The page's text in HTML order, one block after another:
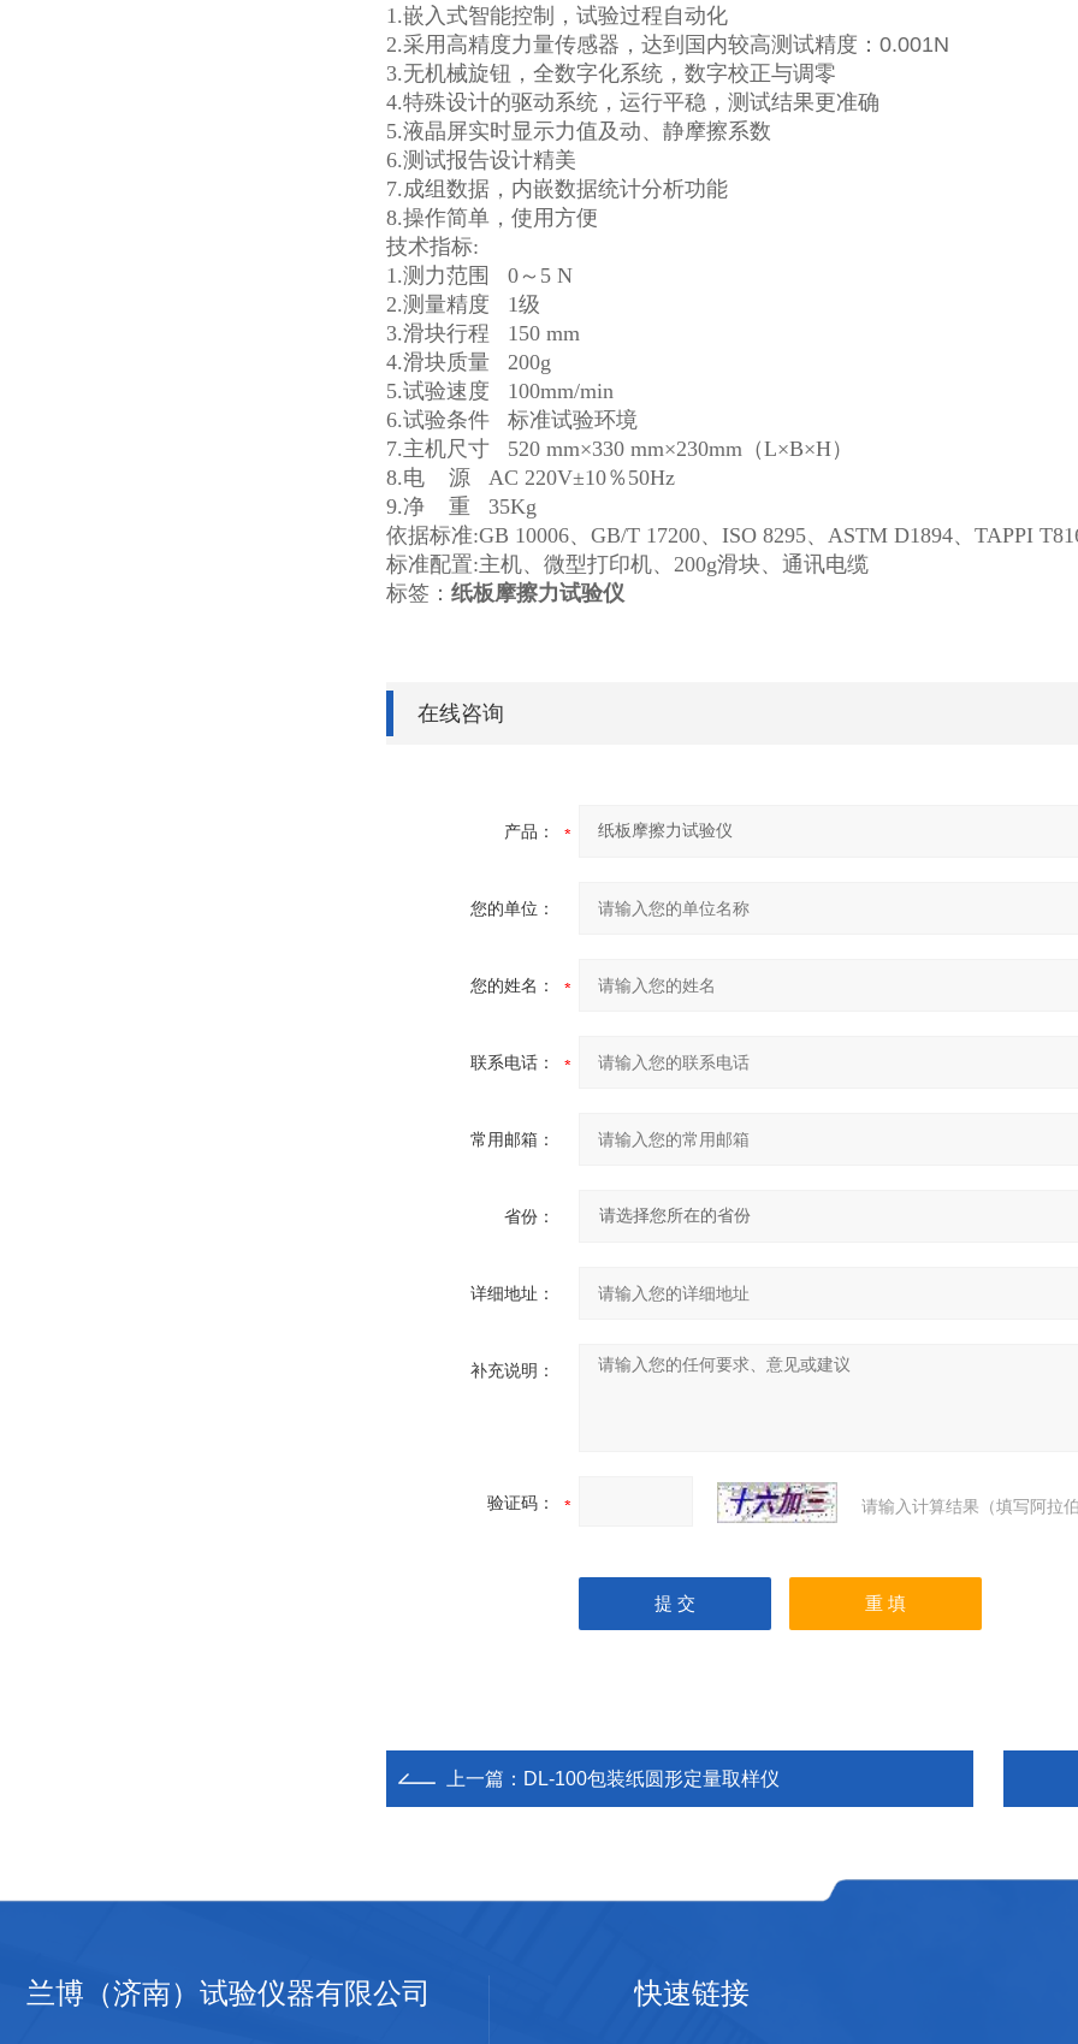
1.嵌入式智能控制，试验过程自动化
2.采用高精度力量传感器，达到国内较高测试精度：0.001N
3.无机械旋钮，全数字化系统，数字校正与调零
4.特殊设计的驱动系统，运行平稳，测试结果更准确
5.液晶屏实时显示力值及动、静摩擦系数
6.测试报告设计精美
7.成组数据，内嵌数据统计分析功能
8.操作简单，使用方便
技术指标:
1.测力范围 0～5 N
2.测量精度 1级
3.滑块行程 150 mm
4.滑块质量 200g
5.试验速度 100mm/min
6.试验条件 标准试验环境
7.主机尺寸 520 mm×330 mm×230mm（L×B×H）
8.电 源 AC 220V±10％50Hz
9.净 重 35Kg
依据标准:GB 10006、GB/T 17200、ISO 8295、ASTM D1894、TAPPI
标准配置:主机、微型打印机、200g滑块、通讯电缆
标签： 纸板摩擦力试验仪
在线咨询
产品：
您的单位：
您的姓名：
联系电话：
常用邮箱：
省份：
详细地址：
补充说明：
验证码： 请输入计算结果（填写阿拉
上一篇： DL-100包装纸圆形定量取样仪
兰博（济南）试验仪器有限公司 快速链接